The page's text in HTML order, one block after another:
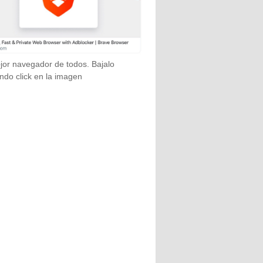
navegador de todos. Bajalo
click en la imagen